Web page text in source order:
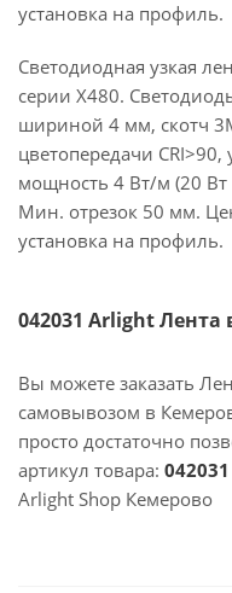
установка на профиль.
Светодиодная узкая
серии X480.
шириной 4 мм, скотч
цветопередачи
мощность 4 Вт/м (20
Мин. отрезок 50 мм.
установка на профиль.
042031 Arlight Лента
Вы можете заказать
самовывозом в
просто достаточно
артикул товара: 042031
Arlight Shop Кемерово